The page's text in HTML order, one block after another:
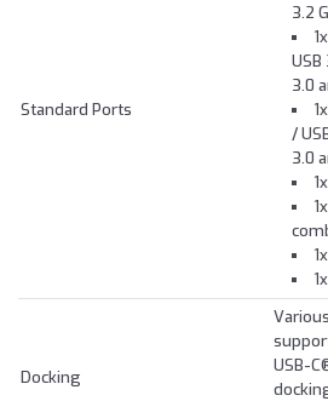
Standard Ports
3.2
USB
3.0
/
3.0
Docking
USB-